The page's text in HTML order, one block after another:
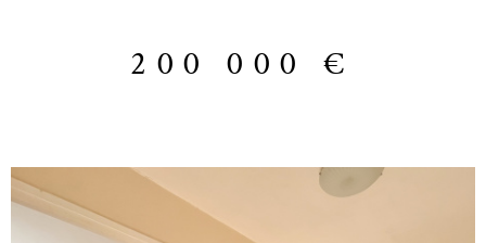
annuelles de 852 €/an. Un cave et un grenier complétent le tout. Une
d'honoraires agence charge acquéreur. Vous ne paierez les frais de notaire
que sur le prix du bien. Votre contact : Jérôme O680911620 . Votre
contact : Jérôme O680911620 « Les informations sur les risques auxquels
200 000 €